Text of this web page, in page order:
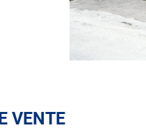
VENTE